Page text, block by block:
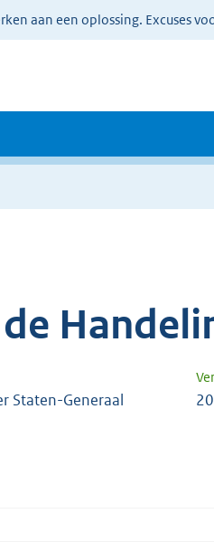
aan een oplossing. Excuses
Staten-Generaal